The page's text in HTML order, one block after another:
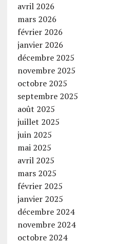
avril 2026
mars 2026
février 2026
janvier 2026
décembre 2025
novembre 2025
octobre 2025
septembre 2025
août 2025
juillet 2025
juin 2025
mai 2025
avril 2025
mars 2025
février 2025
janvier 2025
décembre 2024
novembre 2024
octobre 2024